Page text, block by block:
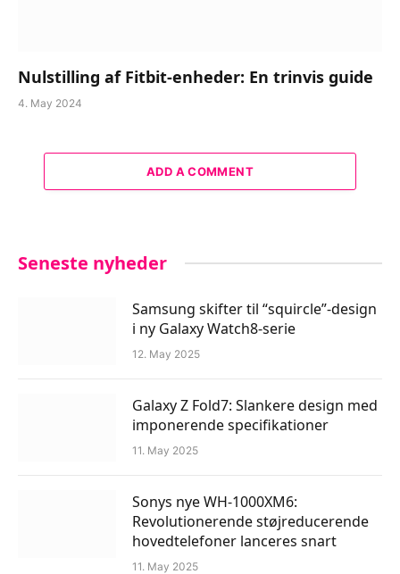
Nulstilling af Fitbit-enheder: En trinvis guide
4. May 2024
ADD A COMMENT
Seneste nyheder
Samsung skifter til “squircle”-design
i ny Galaxy Watch8-serie
12. May 2025
Galaxy Z Fold7: Slankere design med
imponerende specifikationer
11. May 2025
Sonys nye WH-1000XM6:
Revolutionerende støjreducerende
hovedtelefoner lanceres snart
11. May 2025